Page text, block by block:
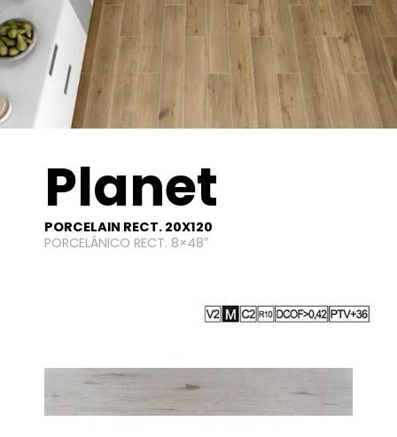
Planet
PORCELAIN RECT. 20X120
PORCELÁNICO RECT. 8×48″